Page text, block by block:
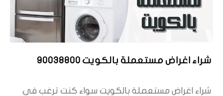
شراء اغراض مستعملة بالكويت 90038800
شراء اغراض مستعملة بالكويت سواء كنت ترغب في